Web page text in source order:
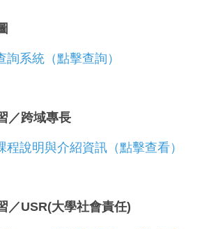
詢系統（點擊查詢）
／跨域專長
程說明與介紹資訊（點擊查看）
／USR(大學社會責任)